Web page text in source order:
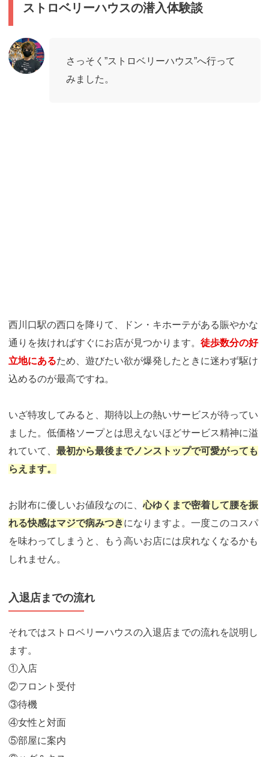
ストロベリーハウスの潜入体験談
さっそく”ストロベリーハウス”へ行って
みました。
西川口駅の西口を降りて、ドン・キホーテがある賑やかな
通りを抜ければすぐにお店が見つかります。 徒歩数分の好
立地にあるため、遊びたい欲が爆発したときに迷わず駆け
込めるのが最高ですね。
いざ特攻してみると、期待以上の熱いサービスが待ってい
ました。低価格ソープとは思えないほどサービス精神に溢
れていて、 最初から最後までノンストップで可愛がっても
らえます。
お財布に優しいお値段なのに、心ゆくまで密着して腰を振
れる快感はマジで病みつきになりますよ。一度このコスパ
を味わってしまうと、もう高いお店には戻れなくなるかも
しれません。
入退店までの流れ
それではストロベリーハウスの入退店までの流れを説明し
ます。
①入店
②フロント受付
③待機
④女性と対面
⑤部屋に案内